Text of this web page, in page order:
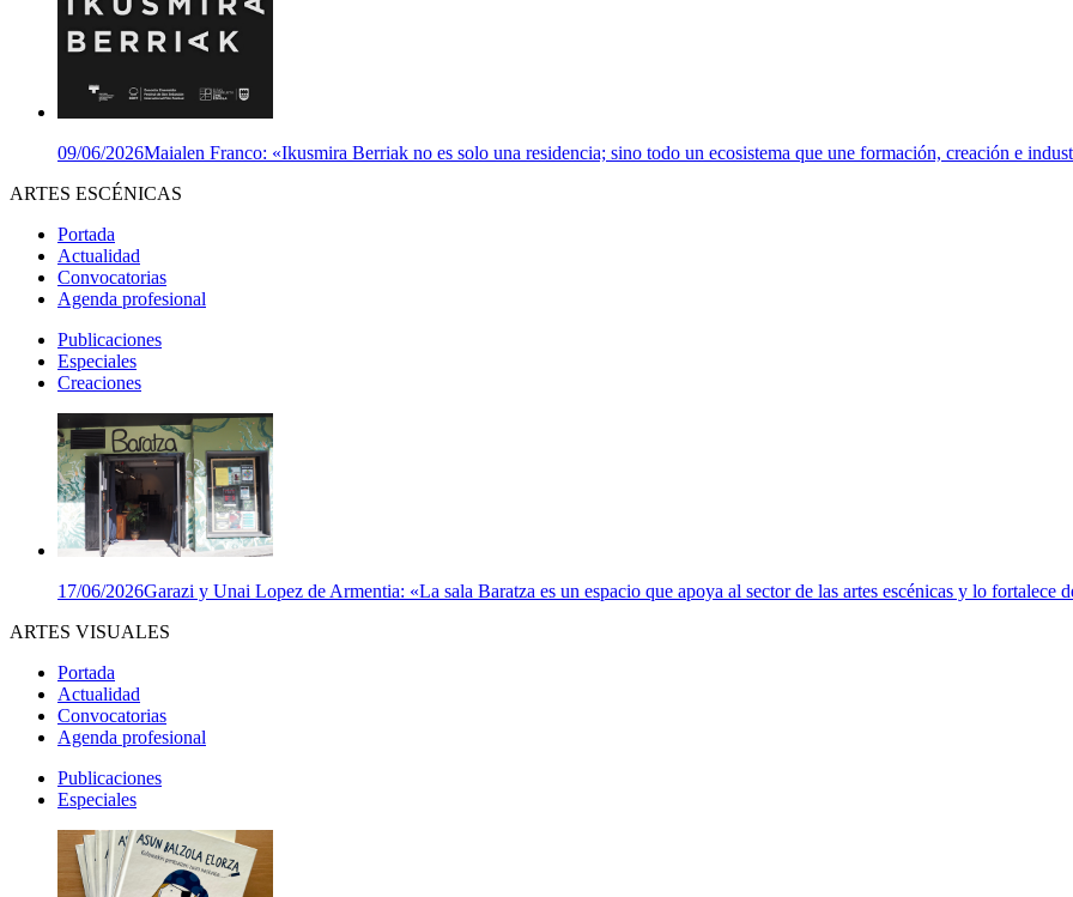
09/06/2026Maialen Franco: «Ikusmira Berriak no es solo una residencia; sino todo un ecosistema que une formación, creación e
ARTES ESCÉNICAS
Portada
Actualidad
Convocatorias
Agenda profesional
Publicaciones
Especiales
Creaciones
17/06/2026Garazi y Unai Lopez de Armentia: «La sala Baratza es un espacio que apoya al sector de las artes escénicas y lo fortalece
ARTES VISUALES
Portada
Actualidad
Convocatorias
Agenda profesional
Publicaciones
Especiales